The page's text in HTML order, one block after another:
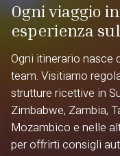
Ogni viaggio
esperienza
Ogni itinerario nasce
team. Visitiamo
strutture ricettive in
Zimbabwe, Zambia,
Mozambico e nelle
per offrirti consigli